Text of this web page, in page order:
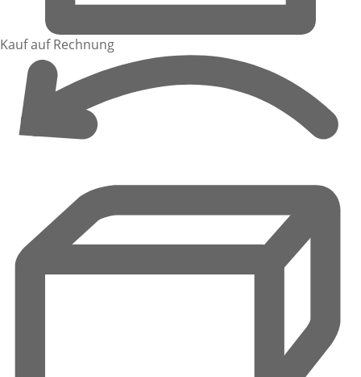
Kauf auf Rechnung